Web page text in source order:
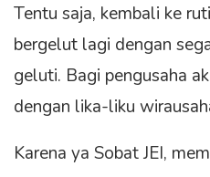
Tentu saja, kembali ke
bergelut lagi dengan
geluti. Bagi pengusaha
dengan lika-liku
Karena ya Sobat JEI,